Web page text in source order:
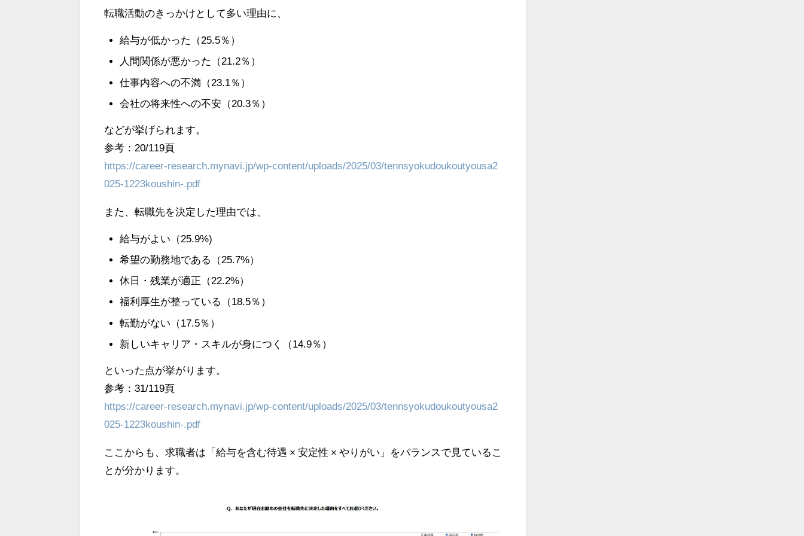
転職活動のきっかけとして多い理由に、
給与が低かった（25.5％）
人間関係が悪かった（21.2％）
仕事内容への不満（23.1％）
会社の将来性への不安（20.3％）
などが挙げられます。
参考：20/119頁
https://career-research.mynavi.jp/wp-content/uploads/2025/03/tennsyokudoukoutyousa2
025-1223koushin-.pdf
また、転職先を決定した理由では、
給与がよい（25.9%)
希望の勤務地である（25.7%）
休日・残業が適正（22.2%）
福利厚生が整っている（18.5％）
転勤がない（17.5％）
新しいキャリア・スキルが身につく（14.9％）
といった点が挙がります。
参考：31/119頁
https://career-research.mynavi.jp/wp-content/uploads/2025/03/tennsyokudoukoutyousa2
025-1223koushin-.pdf
ここからも、求職者は「給与を含む待遇 × 安定性 × やりがい」をバランスで見ているこ
とが分かります。